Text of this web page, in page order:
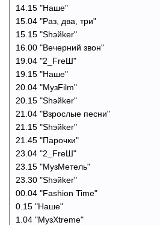
14.15 "Наше"
15.04 "Раз, два, три"
15.15 "Shэйker"
16.00 "Вечерний звон"
19.04 "2_FreШ"
19.15 "Наше"
20.04 "MузFilm"
20.15 "Shэйker"
21.04 "Взрослые песни"
21.15 "Shэйker"
21.45 "Парочки"
23.04 "2_FreШ"
23.15 "MузМетель"
23.30 "Shэйker"
00.04 "Fashion Time"
0.15 "Наше"
1.04 "МузXtreme"